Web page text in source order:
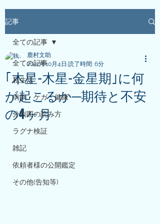
アリシュタ・バンガ~JYOTISHのススメ~
記事
全ての記事
私生活
病気・ケガ・健康
分割図の読み方
ラグナ検証
雑記
依頼者様の公開鑑定
その他(告知等)
全ての記事
｢木星-木星-金星期｣に何
が起こるか─期待と不安
の4ヶ月
鹿村文助
2022年10月4日 読了時間: 6分